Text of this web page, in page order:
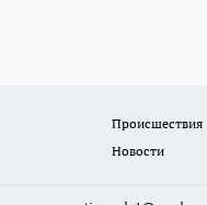
Происшествия
Новости